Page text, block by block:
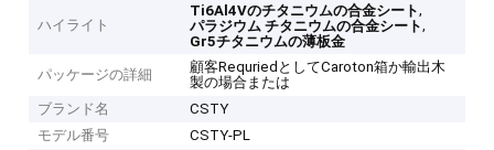
ハイライト
Ti6Al4Vのチタニウムの合金シート,
パラジウム チタニウムの合金シート,
Gr5チタニウムの薄板金
パッケージの詳細
顧客RequriedとしてCaroton箱か輸出木
製の場合または
ブランド名
CSTY
モデル番号
CSTY-PL